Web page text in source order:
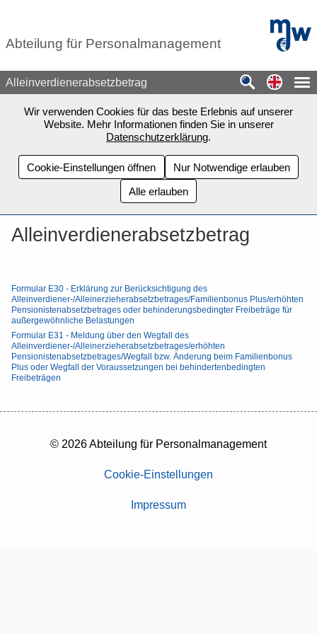
Abteilung für Personalmanagement
mdw -
Alleinverdienerabsetzbetrag
Wir verwenden Cookies für das beste Erlebnis auf unserer
Website. Mehr Informationen finden Sie in unserer
Datenschutzerklärung.
Cookie-Einstellungen öffnen
Nur Notwendige erlauben
Alle erlauben
Alleinverdienerabsetzbetrag
Formular E30 - Erklärung zur Berücksichtigung des
Alleinverdiener-/Alleinerzieherabsetzbetrages/Familienbonus Plus/erhöhten
Pensionistenabsetzbetrages oder behinderungsbedingter Freibeträge für
außergewöhnliche Belastungen
Formular E31 - Meldung über den Wegfall des
Alleinverdiener-/Alleinerzieherabsetzbetrages/erhöhten
Pensionistenabsetzbetrages/Wegfall bzw. Änderung beim Familienbonus
Plus oder Wegfall der Voraussetzungen bei behindertenbedingten
Freibeträgen
© 2026 Abteilung für Personalmanagement
Cookie-Einstellungen
Impressum